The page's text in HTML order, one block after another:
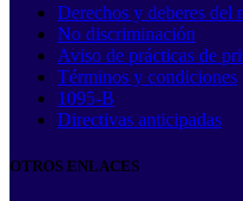
Derechos y deberes del
No discriminación
Aviso de prácticas de
Términos y condiciones
1095-B
Directivas anticipadas
OTROS ENLACES